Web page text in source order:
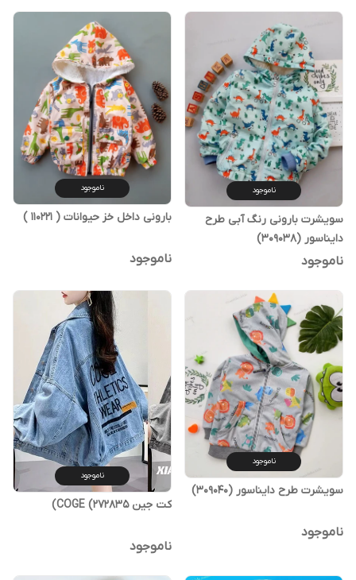
ناموجود
سویشرت بارونی رنگ آبی طرح
دایناسور (309038)
ناموجود
ناموجود
بارونی داخل خز حیوانات ( 110221 )
ناموجود
ناموجود
سویشرت طرح دایناسور (309040)
ناموجود
ناموجود
کت جین COGE (272835)
ناموجود